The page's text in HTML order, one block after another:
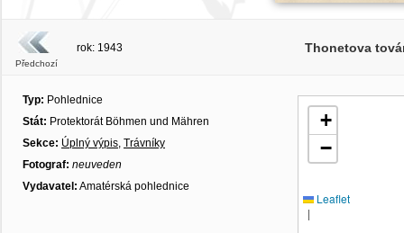
Předchozí
rok: 1943 Thonetova
Typ: Pohlednice
Stát: Protektorát Böhmen und Mähren
Sekce: Úplný výpis, Trávníky
Fotograf: neuveden
Vydavatel: Amatérská pohlednice
+
−
Leaflet
|